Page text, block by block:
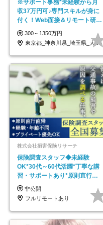
※サポート事務*未経験から月
収37万円可♪専門スキルが身に
付く！Web面接＆リモート研修
も充実♪/a
300～1350万円
東京都_神奈川県_埼玉県_大阪府_愛知県…
株式会社損害保険リサーチ
保険調査スタッフ◆未経験
OK*30代～60代活躍*丁寧な講
習・サポートあり*原則直行直
帰／全国募集・業務委託
非公開
フルリモートあり